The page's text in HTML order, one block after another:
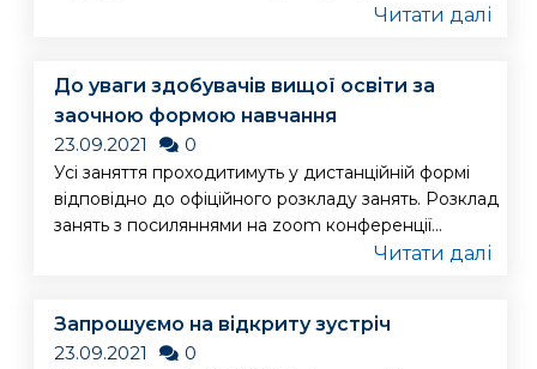
Читати далі
До уваги здобувачів вищої освіти за
заочною формою навчання
23.09.2021
0
Усі заняття проходитимуть у дистанційній формі
відповідно до офіційного розкладу занять. Розклад
занять з посиляннями на zoom конференції...
Читати далі
Запрошуємо на відкриту зустріч
23.09.2021
0